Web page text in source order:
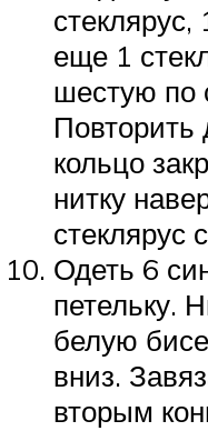
еще 1
шестую по
Повторить
кольцо
нитку
стеклярус
Одеть 6
петельку.
белую
вниз.
вторым